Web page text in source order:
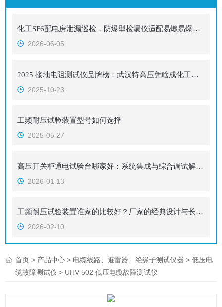
化工SF6配电房泄漏巡检，防爆型检漏仪适配易燃易爆化工工况
2026-06-05
2025 接地电阻测试仪品牌榜：武汉特高压凭啥成化工性价比之选？
2025-10-23
工频耐压试验装置型号如何选择
2025-05-27
高压开关柜通电试验台哪家好：系统集成与综合调试解决方案
2026-01-13
工频耐压试验装置谁家的比较好？厂家的经典设计与长期运行价值
2026-02-10
首页 > 产品中心 > 电缆线路、避雷器、绝缘子测试仪器 >低压电
缆故障测试仪 > UHV-502 低压电缆故障测试仪